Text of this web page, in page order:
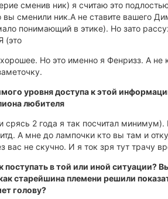
сменив ник) я считаю это
сменили ник.А не ставите вашего
понимающий в этике). Но зато
(это
Но это именно я Фенризз. А не
уровня доступа к этой
любителя
срясь 2 года я так посчитал минимум).
А мне до лампочки кто вы там и
вас не скучно. И я ток зря тут трачу
поступать в той или иной ситуации?
старейшина племени решили
голову?